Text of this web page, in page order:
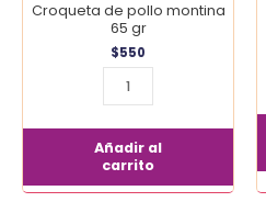
Croqueta de pollo montina
65 gr
$550
Añadir al
carrito